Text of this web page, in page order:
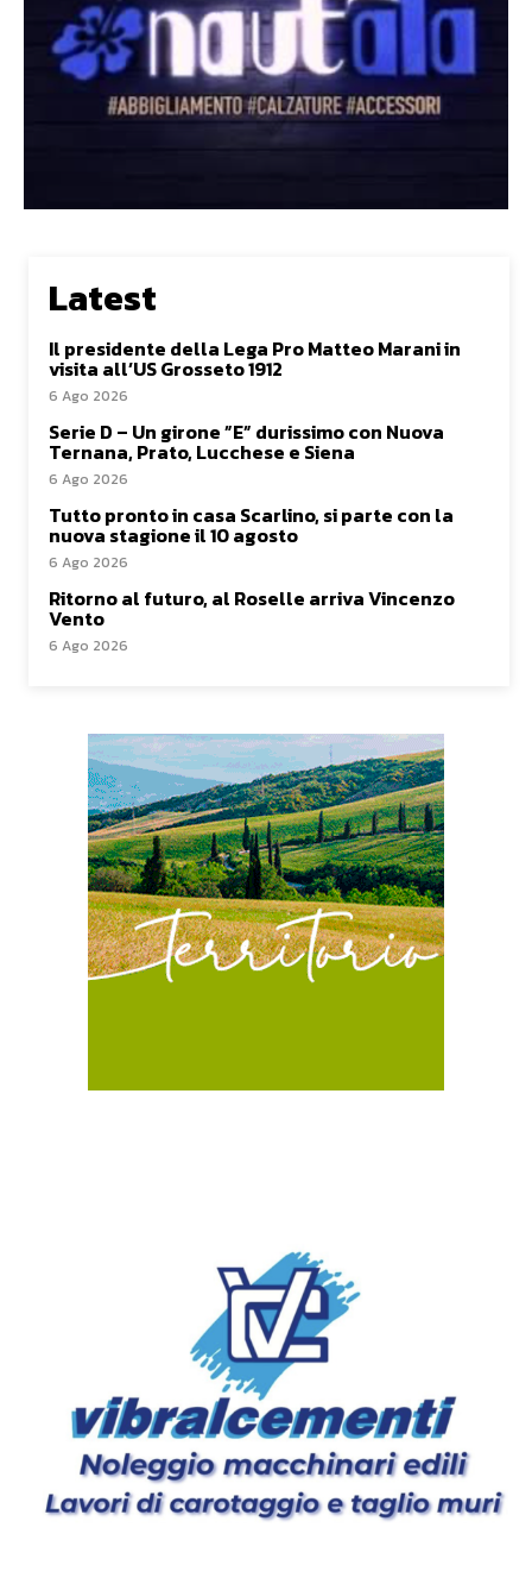
Latest
Il presidente della Lega Pro Matteo Marani in
visita all’US Grosseto 1912
6 Ago 2026
Serie D – Un girone ”E” durissimo con Nuova
Ternana, Prato, Lucchese e Siena
6 Ago 2026
Tutto pronto in casa Scarlino, si parte con la
nuova stagione il 10 agosto
6 Ago 2026
Ritorno al futuro, al Roselle arriva Vincenzo
Vento
6 Ago 2026